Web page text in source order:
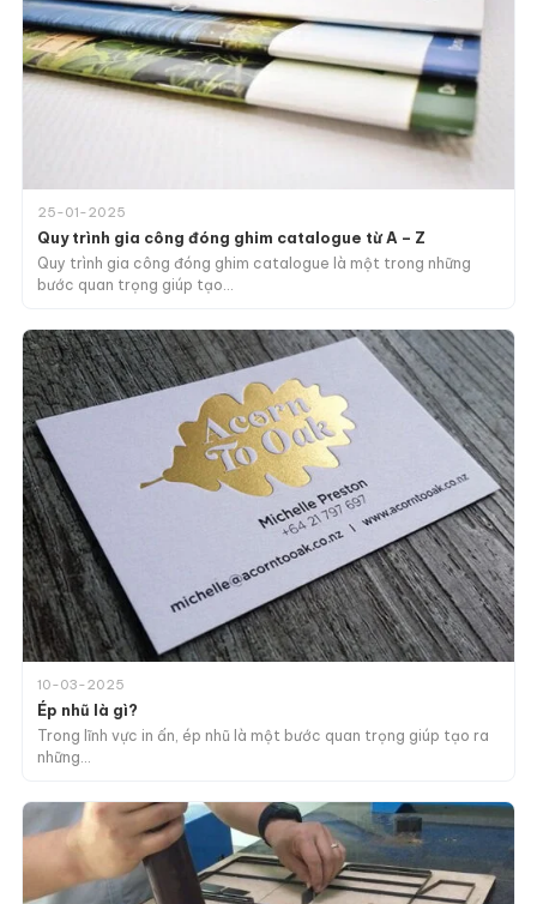
25-01-2025
Quy trình gia công đóng ghim catalogue từ A – Z
Quy trình gia công đóng ghim catalogue là một trong những
bước quan trọng giúp tạo…
10-03-2025
Ép nhũ là gì?
Trong lĩnh vực in ấn, ép nhũ là một bước quan trọng giúp tạo ra
những…